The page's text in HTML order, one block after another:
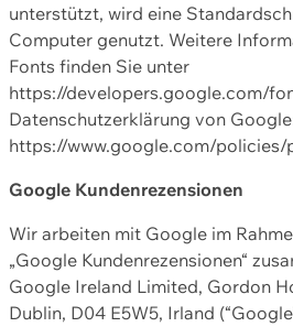
unterstützt, wird eine
Computer genutzt. Weitere
Fonts finden Sie unter
https://developers.google.com/
Datenschutzerklärung von
https://www.google.com/policies/
Google Kundenrezensionen
Wir arbeiten mit Google im
„Google Kundenrezensionen“
Google Ireland Limited, Gordon
Dublin, D04 E5W5, Irland